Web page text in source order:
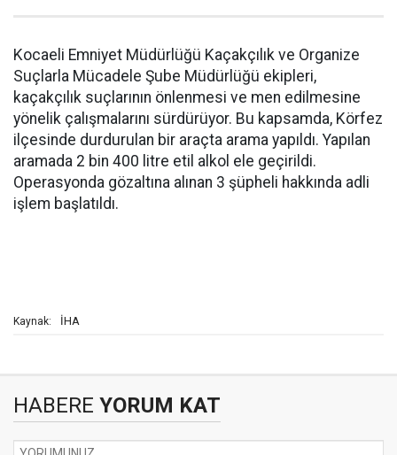
Kocaeli Emniyet Müdürlüğü Kaçakçılık ve Organize
Suçlarla Mücadele Şube Müdürlüğü ekipleri,
kaçakçılık suçlarının önlenmesi ve men edilmesine
yönelik çalışmalarını sürdürüyor. Bu kapsamda, Körfez
ilçesinde durdurulan bir araçta arama yapıldı. Yapılan
aramada 2 bin 400 litre etil alkol ele geçirildi.
Operasyonda gözaltına alınan 3 şüpheli hakkında adli
işlem başlatıldı.
Kaynak: İHA
HABERE YORUM KAT